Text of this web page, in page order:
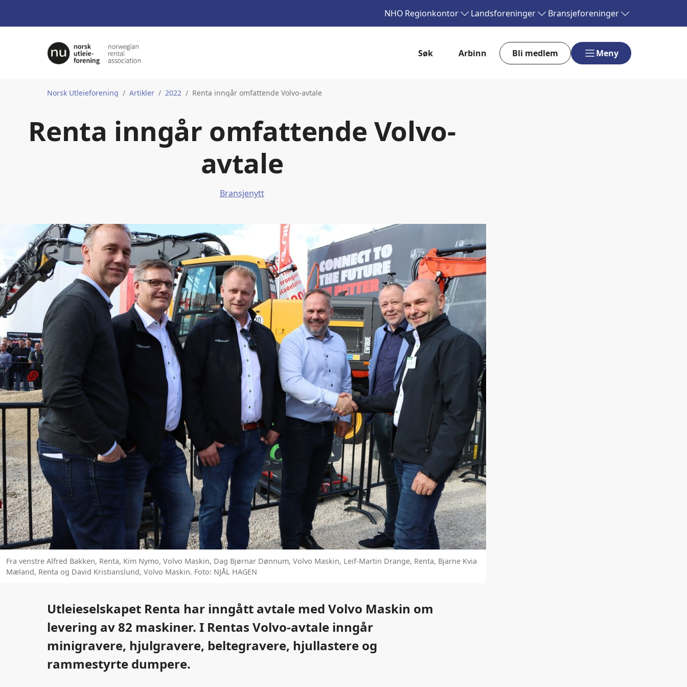
NHO Regionkontor Landsforeninger Bransjeforeninger
Søk Arbinn Bli medlem Meny
Norsk Utleieforening Artikler 2022 Renta inngår omfattende Volvo-avtale
Renta inngår omfattende Volvo-
avtale
Bransjenytt
Fra venstre Alfred Bakken, Renta, Kim Nymo, Volvo Maskin, Dag Bjørnar Dønnum, Volvo Maskin, Leif-Martin Drange, Renta, Bjarne Kvia
Mæland, Renta og David Kristianslund, Volvo Maskin. Foto: NJÅL HAGEN
Utleieselskapet Renta har inngått avtale med Volvo Maskin om
levering av 82 maskiner. I Rentas Volvo-avtale inngår
minigravere, hjulgravere, beltegravere, hjullastere og
rammestyrte dumpere.